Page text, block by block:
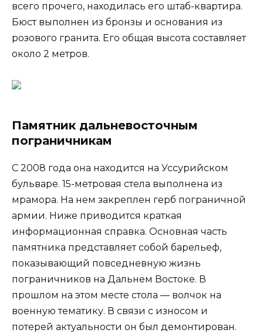
всего прочего, находилась его штаб-квартира.
Бюст выполнен из бронзы и основания из
розового гранита. Его общая высота составляет
около 2 метров.
Памятник дальневосточным
пограничникам
С 2008 года она находится на Уссурийском
бульваре. 15-метровая стела выполнена из
мрамора. На нем закреплен герб пограничной
армии. Ниже приводится краткая
информационная справка. Основная часть
памятника представляет собой барельеф,
показывающий повседневную жизнь
пограничников на Дальнем Востоке. В
прошлом на этом месте стола — волчок на
военную тематику. В связи с износом и
потерей актуальности он был демонтирован.